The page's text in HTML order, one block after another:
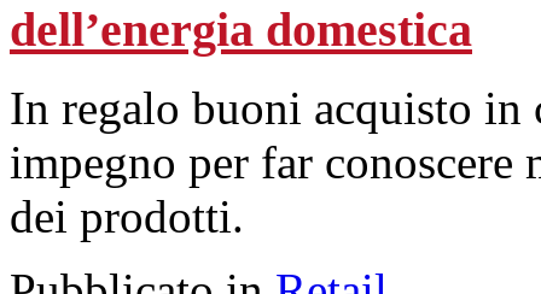
dell’energia domestica
In regalo buoni acquisto in
impegno per far
dei prodotti.